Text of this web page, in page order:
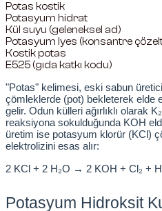
Cihazları
Cihazları
Titratörler
Potas kostik
Potasyum hidrat
Kül suyu (geleneksel ad)
Potasyum lyes (konsantre
Kostik potas
E525 (gıda katkı kodu)
"Potas" kelimesi, eski sabun
çömleklerde (pot) bekleterek elde
gelir. Odun külleri ağırlıklı olarak
reaksiyona sokulduğunda KOH
üretim ise potasyum klorür (KCl)
elektrolizini esas alır:
2 KCl + 2 H₂O → 2 KOH + Cl₂ +
Potasyum Hidroksit